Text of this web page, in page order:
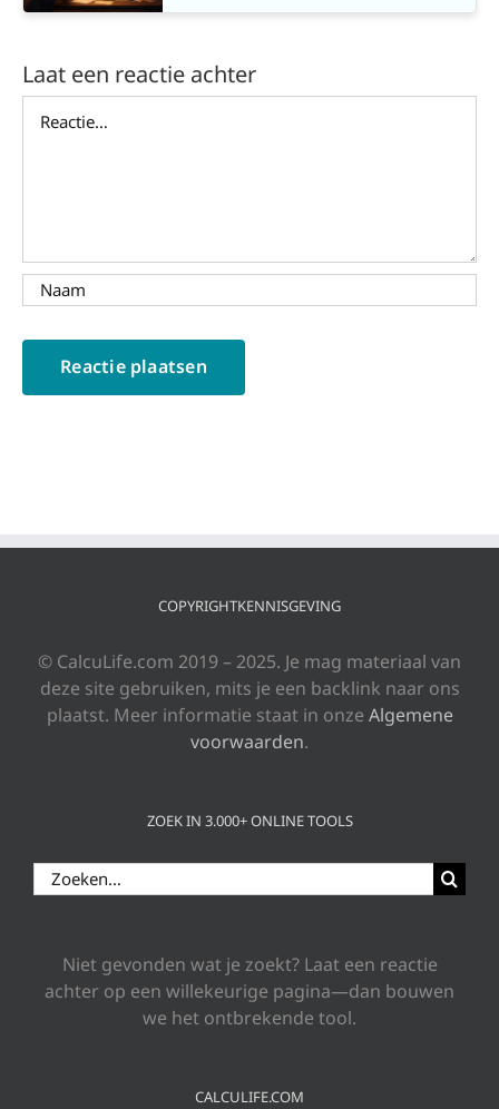
Laat een reactie achter
COPYRIGHTKENNISGEVING
© CalcuLife.com 2019 – 2025. Je mag materiaal van
deze site gebruiken, mits je een backlink naar ons
plaatst. Meer informatie staat in onze Algemene
voorwaarden.
ZOEK IN 3.000+ ONLINE TOOLS
Zoeken
naar:
Niet gevonden wat je zoekt? Laat een reactie
achter op een willekeurige pagina—dan bouwen
we het ontbrekende tool.
CALCULIFE.COM